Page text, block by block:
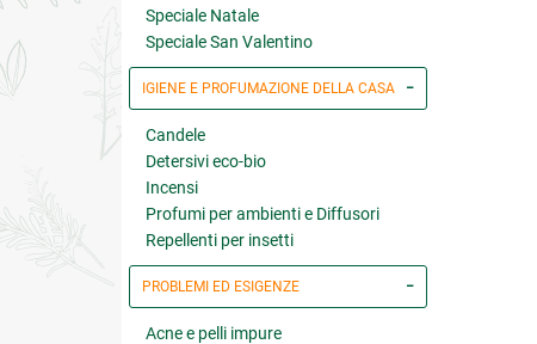
Speciale Natale
Speciale San Valentino
IGIENE E PROFUMAZIONE DELLA CASA
Candele
Detersivi eco-bio
Incensi
Profumi per ambienti e Diffusori
Repellenti per insetti
PROBLEMI ED ESIGENZE
Acne e pelli impure